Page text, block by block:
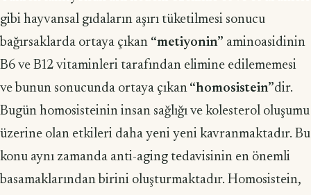
gibi hayvansal gıdaların aşırı tüketilmesi sonucu
bağırsaklarda ortaya çıkan “metiyonin” aminoasidinin
B6 ve B12 vitaminleri tarafından elimine edilememesi
ve bunun sonucunda ortaya çıkan “homosistein”dir.
Bugün homosisteinin insan sağlığı ve kolesterol oluşumu
üzerine olan etkileri daha yeni yeni kavranmaktadır. Bu
konu aynı zamanda anti-aging tedavisinin en önemli
basamaklarından birini oluşturmaktadır. Homosistein,